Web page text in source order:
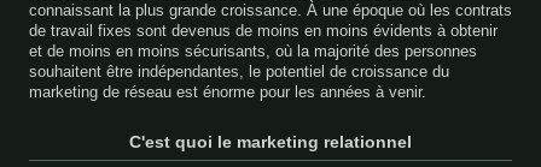
connaissant la plus grande croissance. À une époque où les contrats
de travail fixes sont devenus de moins en moins évidents à obtenir
et de moins en moins sécurisants, où la majorité des personnes
souhaitent être indépendantes, le potentiel de croissance du
marketing de réseau est énorme pour les années à venir.
C'est quoi le marketing relationnel